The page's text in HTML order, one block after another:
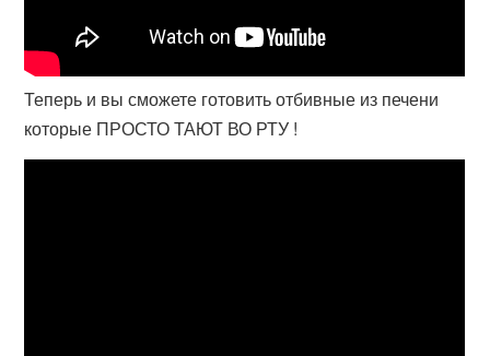
Теперь и вы сможете готовить отбивные из печени
которые ПРОСТО ТАЮТ ВО РТУ !